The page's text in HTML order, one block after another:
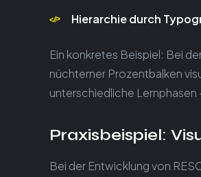
Hierarchie durch
Ein konkretes Beispiel: Bei
nüchterner Prozentbalken
unterschiedliche
Praxisbeispiel:
Bei der Entwicklung von